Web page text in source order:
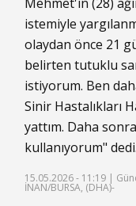
istemiyle
olaydan önce 21
belirten tutuklu
istiyorum. Ben
Sinir Hastalıkları
yattım. Daha
kullanıyorum" dedi.
15.05.2026 - 11:19 |
İNAN/BURSA, (DHA)-